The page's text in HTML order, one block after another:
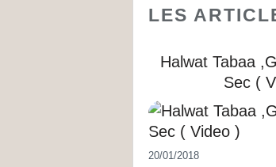
LES
Halwat Tabaa
Sec (
20/01/2018